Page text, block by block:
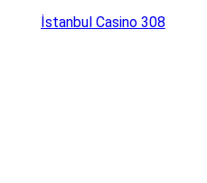
İstanbul Casino 308